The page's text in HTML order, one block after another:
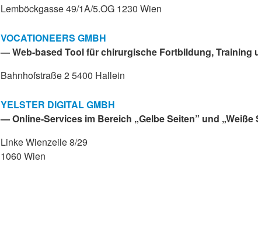
Lemböckgasse 49/1A/5.OG 1230 Wien
VOCATIONEERS GMBH
— Web-based Tool für chirurgische Fortbildung, Training
Bahnhofstraße 2 5400 Hallein
YELSTER DIGITAL GMBH
— Online-Services im Bereich „Gelbe Seiten” und „Weiße
Linke Wienzeile 8/29
1060 Wien